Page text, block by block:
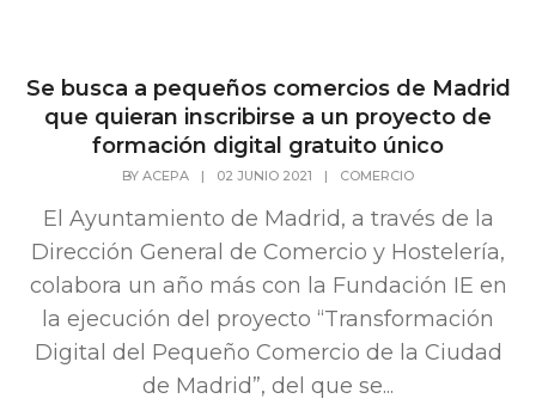
Se busca a pequeños comercios de Madrid
que quieran inscribirse a un proyecto de
formación digital gratuito único
BY ACEPA | 02 JUNIO 2021 | COMERCIO
El Ayuntamiento de Madrid, a través de la
Dirección General de Comercio y Hostelería,
colabora un año más con la Fundación IE en
la ejecución del proyecto “Transformación
Digital del Pequeño Comercio de la Ciudad
de Madrid”, del que se...